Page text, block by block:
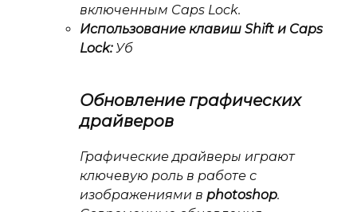
включенным Caps Lock.
Использование клавиш Shift и Caps
Lock:Уб
Обновление графических
драйверов
Графические драйверы играют
ключевую роль в работе с
изображениями в photoshop.